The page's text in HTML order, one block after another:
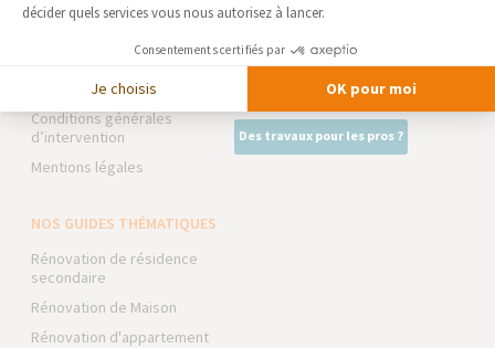
Devenir franchisé
Foire aux Questions
Conditions générales
d’intervention
Mentions légales
Expert Bricolage
Intégrer notre réseau
Des travaux pour les pros ?
NOS GUIDES THÉMATIQUES
Rénovation de résidence
secondaire
Rénovation de Maison
Rénovation d'appartement
décider quels services vous nous autorisez à lancer.
Consentements certifiés par
Je choisis OK pour moi